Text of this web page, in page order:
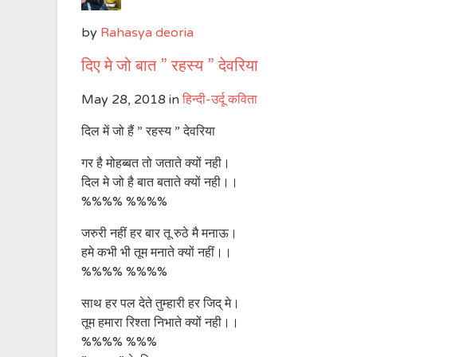
by Rahasya deoria
दिए मे जो बात ” रहस्य ” देवरिया
May 28, 2018 in हिन्दी-उर्दू कविता
दिल में जो हैं ” रहस्य ” देवरिया
गर है मोहब्बत तो जताते क्यों नही।
दिल मे जो है बात बताते क्यों नही।।
%%%% %%%%
जरुरी नहीं हर बार तू रुठे मै मनाऊ।
हमे कभी भी तूम मनाते क्यों नहीं।।
%%%% %%%%
साथ हर पल देते तुम्हारी हर जिद् मे।
तूम हमारा रिश्ता निभाते क्यों नही।।
%%%% %%%